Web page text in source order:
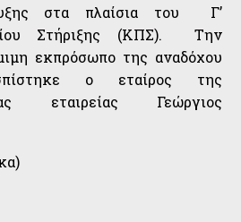
στα πλαίσια του Γ’
Στήριξης (ΚΠΣ). Την
εκπρόσωπο της αναδόχου
ο εταίρος της
εταιρείας Γεώργιος